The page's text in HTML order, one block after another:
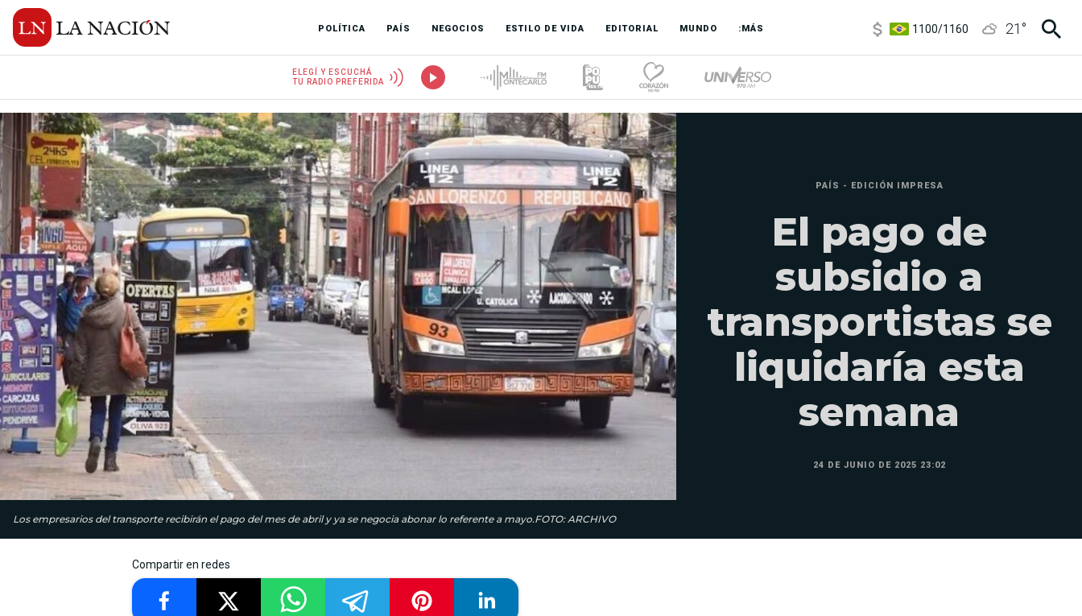
POLÍTICA PAÍS NEGOCIOS ESTILO DE VIDA EDITORIAL MUNDO :MÁS
3,8/4
21 °
ELEGÍ Y ESCUCHÁ
TU RADIO PREFERIDA
Los empresarios del transporte recibirán el pago del mes de abril y ya se negocia abonar lo referente a mayo.FOTO: ARCHIVO
PAÍS - EDICIÓN IMPRESA
El pago de
subsidio a
transportistas se
liquidaría esta
semana
24 DE JUNIO DE 2025 23:02
Compartir en redes